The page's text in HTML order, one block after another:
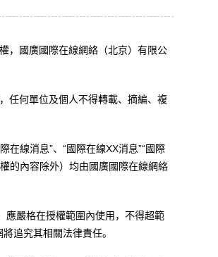
，國廣國際在線網絡（北京）有限公
任何單位及個人不得轉載、摘編、複
在線消息”、“國際在線XX消息”“國際
的內容除外）均由國廣國際在線網絡
應嚴格在授權範圍內使用，不得超範
追究其相關法律責任。